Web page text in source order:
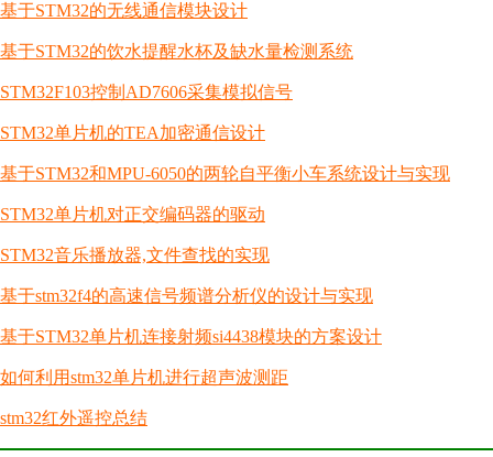
基于STM32的无线通信模块设计
基于STM32的饮水提醒水杯及缺水量检测系统
STM32F103控制AD7606采集模拟信号
STM32单片机的TEA加密通信设计
基于STM32和MPU-6050的两轮自平衡小车系统设计与实现
STM32单片机对正交编码器的驱动
STM32音乐播放器,文件查找的实现
基于stm32f4的高速信号频谱分析仪的设计与实现
基于STM32单片机连接射频si4438模块的方案设计
如何利用stm32单片机进行超声波测距
stm32红外遥控总结